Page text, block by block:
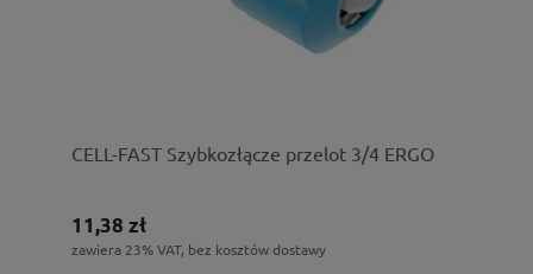
CELL-FAST Szybkozłącze przelot 3/4 ERGO
11,38 zł
zawiera 23% VAT, bez kosztów dostawy